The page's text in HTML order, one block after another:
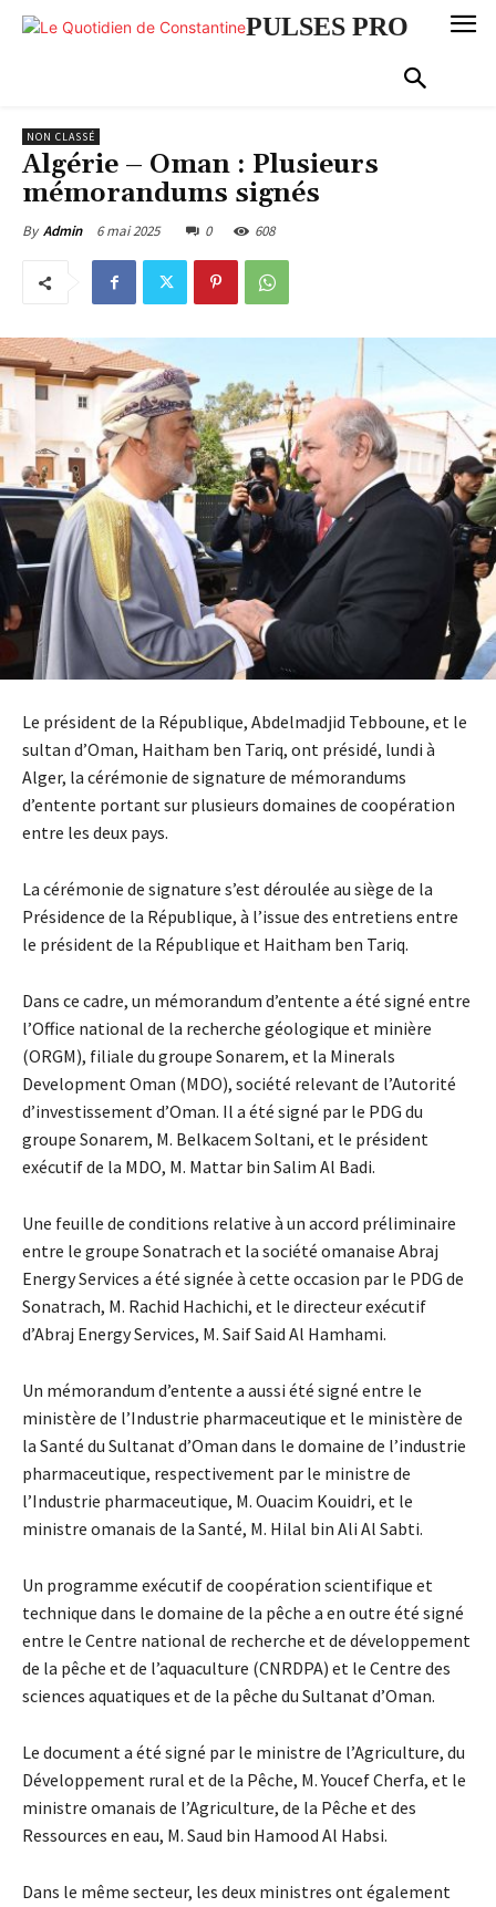
PULSES PRO
NON CLASSÉ
Algérie – Oman : Plusieurs
mémorandums signés
By Admin 6 mai 2025 0 608
Le président de la République, Abdelmadjid Tebboune, et le
sultan d’Oman, Haitham ben Tariq, ont présidé, lundi à
Alger, la cérémonie de signature de mémorandums
d’entente portant sur plusieurs domaines de coopération
entre les deux pays.
La cérémonie de signature s’est déroulée au siège de la
Présidence de la République, à l’issue des entretiens entre
le président de la République et Haitham ben Tariq.
Dans ce cadre, un mémorandum d’entente a été signé entre
l’Office national de la recherche géologique et minière
(ORGM), filiale du groupe Sonarem, et la Minerals
Development Oman (MDO), société relevant de l’Autorité
d’investissement d’Oman. Il a été signé par le PDG du
groupe Sonarem, M. Belkacem Soltani, et le président
exécutif de la MDO, M. Mattar bin Salim Al Badi.
Une feuille de conditions relative à un accord préliminaire
entre le groupe Sonatrach et la société omanaise Abraj
Energy Services a été signée à cette occasion par le PDG de
Sonatrach, M. Rachid Hachichi, et le directeur exécutif
d’Abraj Energy Services, M. Saif Said Al Hamhami.
Un mémorandum d’entente a aussi été signé entre le
ministère de l’Industrie pharmaceutique et le ministère de
la Santé du Sultanat d’Oman dans le domaine de l’industrie
pharmaceutique, respectivement par le ministre de
l’Industrie pharmaceutique, M. Ouacim Kouidri, et le
ministre omanais de la Santé, M. Hilal bin Ali Al Sabti.
Un programme exécutif de coopération scientifique et
technique dans le domaine de la pêche a en outre été signé
entre le Centre national de recherche et de développement
de la pêche et de l’aquaculture (CNRDPA) et le Centre des
sciences aquatiques et de la pêche du Sultanat d’Oman.
Le document a été signé par le ministre de l’Agriculture, du
Développement rural et de la Pêche, M. Youcef Cherfa, et le
ministre omanais de l’Agriculture, de la Pêche et des
Ressources en eau, M. Saud bin Hamood Al Habsi.
Dans le même secteur, les deux ministres ont également